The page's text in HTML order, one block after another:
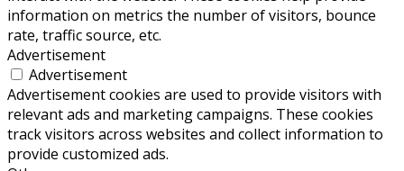
information on metrics the number of visitors, bounce
rate, traffic source, etc.
Advertisement
Advertisement
Advertisement cookies are used to provide visitors with
relevant ads and marketing campaigns. These cookies
track visitors across websites and collect information to
provide customized ads.